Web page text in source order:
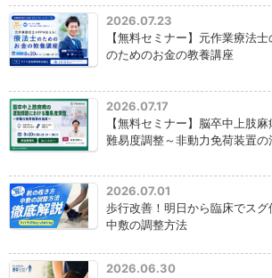
2026.07.23
【無料セミナー】元作業療法
のためのお金の教養講座
2026.07.17
【無料セミナー】脳卒中上肢
難易度調整～非動力免荷装置の
2026.07.01
歩行改善！明日から臨床でスグ
中敷の調整方法
2026.06.30